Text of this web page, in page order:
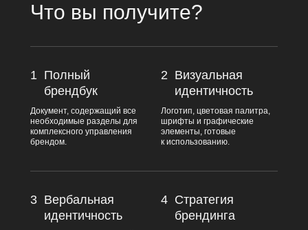
Что вы получите?
1 Полный
брендбук
Документ, содержащий все
необходимые разделы для
комплексного управления
брендом.
2 Визуальная
идентичность
Логотип, цветовая палитра,
шрифты и графические
элементы, готовые
к использованию.
3 Вербальная
идентичность
4 Стратегия
брендинга